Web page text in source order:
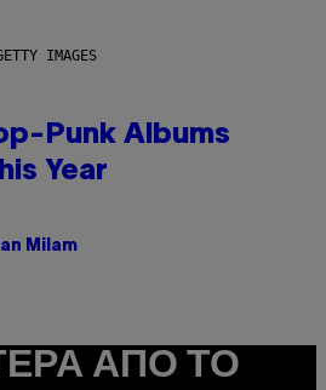
IMAGES
Punk Albums
Year
Milam
ΑΠΌ ΤΟ